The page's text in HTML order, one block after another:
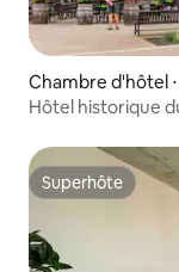
Chambre d'hôtel
Hôtel historique
Superhôte
Superhôte